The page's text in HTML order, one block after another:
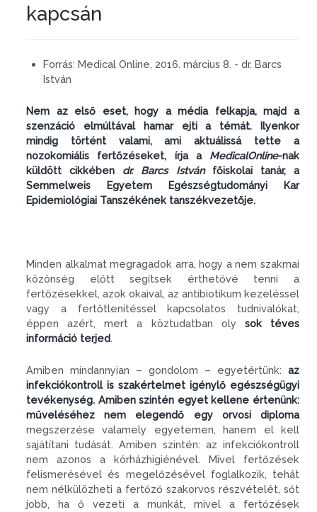
kapcsán
Forrás: Medical Online, 2016. március 8. - dr. Barcs
István
Nem az első eset, hogy a média felkapja, majd a
szenzáció elmúltával hamar ejti a témát. Ilyenkor
mindig történt valami, ami aktuálissá tette a
nozokomiális fertőzéseket, írja a MedicalOnline-nak
küldött cikkében dr. Barcs Istvánfőiskolai tanár, a
Semmelweis Egyetem Egészségtudományi Kar
Epidemiológiai Tanszékének tanszékvezetője.
Minden alkalmat megragadok arra, hogy a nem szakmai
közönség előtt segítsek érthetővé tenni a
fertőzésekkel, azok okaival, az antibiotikum kezeléssel
vagy a fertőtlenítéssel kapcsolatos tudnivalókat,
éppen azért, mert a köztudatban oly sok téves
információ terjed.
Amiben mindannyian – gondolom – egyetértünk: az
infekciókontroll is szakértelmet igénylő egészségügyi
tevékenység. Amiben szintén egyet kellene értenünk:
műveléséhez nem elegendő egy orvosi diploma
megszerzése valamely egyetemen, hanem el kell
sajátítani tudását. Amiben szintén: az infekciókontroll
nem azonos a kórházhigiénével. Mivel fertőzések
felismerésével és megelőzésével foglalkozik, tehát
nem nélkülözheti a fertőző szakorvos részvételét, sőt
jobb, ha ő vezeti a munkát, mivel a fertőzések